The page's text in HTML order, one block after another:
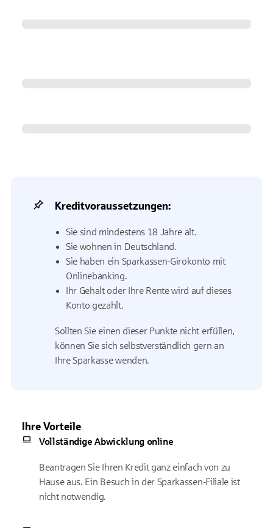
Kreditvoraussetzungen:
Sie sind mindestens 18 Jahre alt.
Sie wohnen in Deutschland.
Sie haben ein Sparkassen-Girokonto mit
Onlinebanking.
Ihr Gehalt oder Ihre Rente wird auf dieses
Konto gezahlt.
Sollten Sie einen dieser Punkte nicht erfüllen,
können Sie sich selbstverständlich gern an
Ihre Sparkasse wenden.
Ihre Vorteile
Vollständige Abwicklung online
Beantragen Sie Ihren Kredit ganz einfach von zu
Hause aus. Ein Besuch in der Sparkassen-Filiale ist
nicht notwendig.